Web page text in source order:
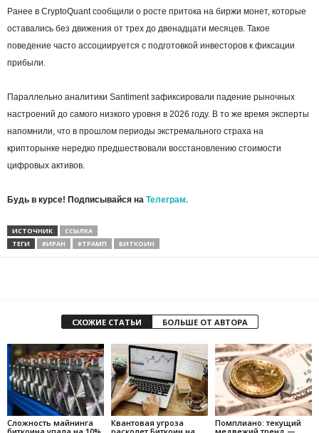
Ранее в CryptoQuant сообщили о росте притока на биржи монет, которые
оставались без движения от трех до двенадцати месяцев. Такое
поведение часто ассоциируется с подготовкой инвесторов к фиксации
прибыли.
Параллельно аналитики Santiment зафиксировали падение рыночных
настроений до самого низкого уровня в 2026 году. В то же время эксперты
напомнили, что в прошлом периоды экстремального страха на
крипторынке нередко предшествовали восстановлению стоимости
цифровых активов.
Будь в курсе! Подписывайся на Телеграм.
ИСТОЧНИК
ССЫЛКА
ТЕГИ
#ИРАН #ТРАМП БИТКОИН
СХОЖИЕ СТАТЬИ БОЛЬШЕ ОТ АВТОРА
Сложность майнинга
Квантовая угроза
Помплиано: текущий